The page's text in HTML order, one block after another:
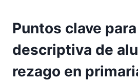
Puntos clave
descriptiva de
rezago en